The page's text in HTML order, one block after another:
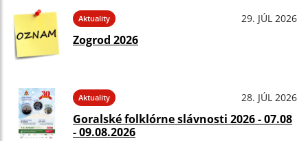
Aktuality 29. JÚL 2026
Zogrod 2026
Aktuality 28. JÚL 2026
Goralské folklórne slávnosti 2026 - 07.08
- 09.08.2026